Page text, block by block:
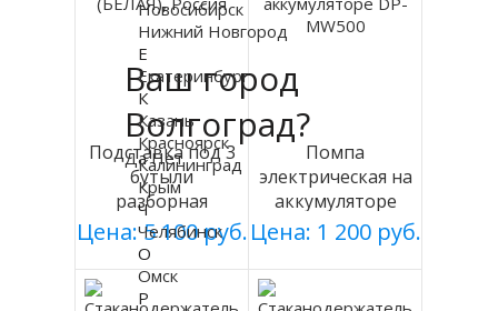
Подставка под 3
бутыли
разборная
(БЕЛАЯ), Россия
Цена: 5 100 руб.
Помпа
электрическая на
аккумуляторе
DP-MW500
Цена: 1 200 руб.
Ваш город
Волгоград?
Да Нет
Новосибирск
Нижний Новгород
Е
Екатеринбург
К
Казань
Красноярск
Калининград
Крым
Ч
Челябинск
О
Омск
Р